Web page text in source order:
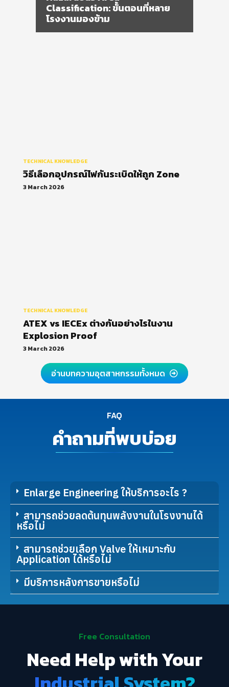
วิธีเลือกอุปกรณ์ไฟกันระเบิดให้ถูก
Zone
TECHNICAL KNOWLEDGE
วิธีเลือกอุปกรณ์ไฟกันระเบิดให้ถูก Zone
3 March 2026
TECHNICAL KNOWLEDGE
ATEX vs IECEx ต่างกันอย่างไรในงาน
Explosion Proof
3 March 2026
อ่านบทความอุตสาหกรรมทั้งหมด
FAQ
คำถามที่พบบ่อย
Enlarge Engineering ให้บริการอะไร ?
สามารถช่วยลดต้นทุนพลังงานในโรงงานได้
หรือไม่
สามารถช่วยเลือก Valve ให้เหมาะกับ
Application ได้หรือไม่
มีบริการหลังการขายหรือไม่
Free Consultation
Need Help with Your